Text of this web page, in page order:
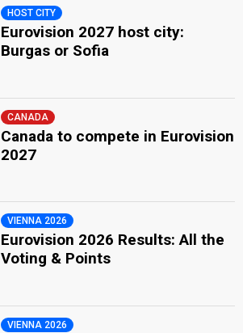
HOST CITY
Eurovision 2027 host city:
Burgas or Sofia
CANADA
Canada to compete in Eurovision
2027
VIENNA 2026
Eurovision 2026 Results: All the
Voting & Points
VIENNA 2026